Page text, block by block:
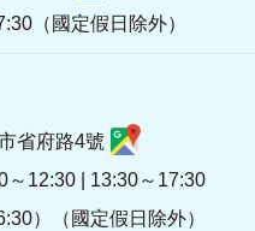
（國定假日除外）
省府路4號
～12:30 | 13:30～17:30
）（國定假日除外）